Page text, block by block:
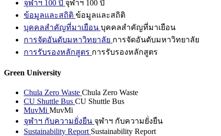
จุฬาฯ 100 ปี จุฬาฯ 100 ปี
ข้อมูลและสถิติ ข้อมูลและสถิติ
บุคคลสำคัญที่มาเยือน บุคคลสำคัญที่มาเยือน
การจัดอันดับมหาวิทยาลัย การจัดอันดับมหาวิทยาลัย
การรับรองหลักสูตร การรับรองหลักสูตร
Green University
Chula Zero Waste Chula Zero Waste
CU Shuttle Bus CU Shuttle Bus
MuvMi MuvMi
จุฬาฯ กับความยั่งยืน จุฬาฯ กับความยั่งยืน
Sustainability Report Sustainability Report